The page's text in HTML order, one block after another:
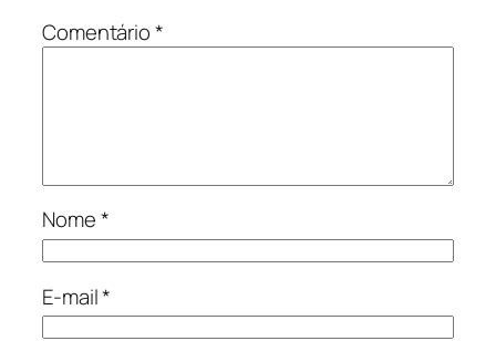
Comentário*
Nome*
E-mail*